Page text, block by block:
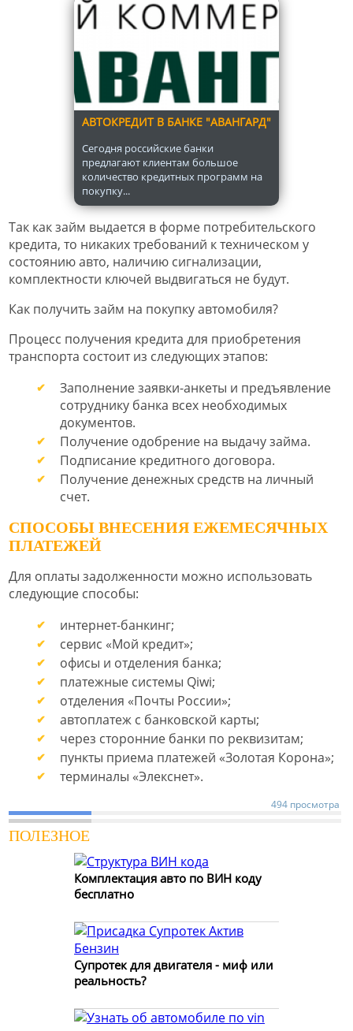
АВТОКРЕДИТ В БАНКЕ "АВАНГАРД"
Сегодня российские банки
предлагают клиентам большое
количество кредитных программ на
покупку...
Так как займ выдается в форме потребительского
кредита, то никаких требований к техническом у
состоянию авто, наличию сигнализации,
комплектности ключей выдвигаться не будут.
Как получить займ на покупку автомобиля?
Процесс получения кредита для приобретения
транспорта состоит из следующих этапов:
Заполнение заявки-анкеты и предъявление
сотруднику банка всех необходимых
документов.
Получение одобрение на выдачу займа.
Подписание кредитного договора.
Получение денежных средств на личный
счет.
СПОСОБЫ ВНЕСЕНИЯ ЕЖЕМЕСЯЧНЫХ
ПЛАТЕЖЕЙ
Для оплаты задолженности можно использовать
следующие способы:
интернет-банкинг;
сервис «Мой кредит»;
офисы и отделения банка;
платежные системы Qiwi;
отделения «Почты России»;
автоплатеж с банковской карты;
через сторонние банки по реквизитам;
пункты приема платежей «Золотая Корона»;
терминалы «Элекснет».
494 просмотра
ПОЛЕЗНОЕ
Комплектация авто по ВИН коду
бесплатно
Супротек для двигателя - миф или
реальность?